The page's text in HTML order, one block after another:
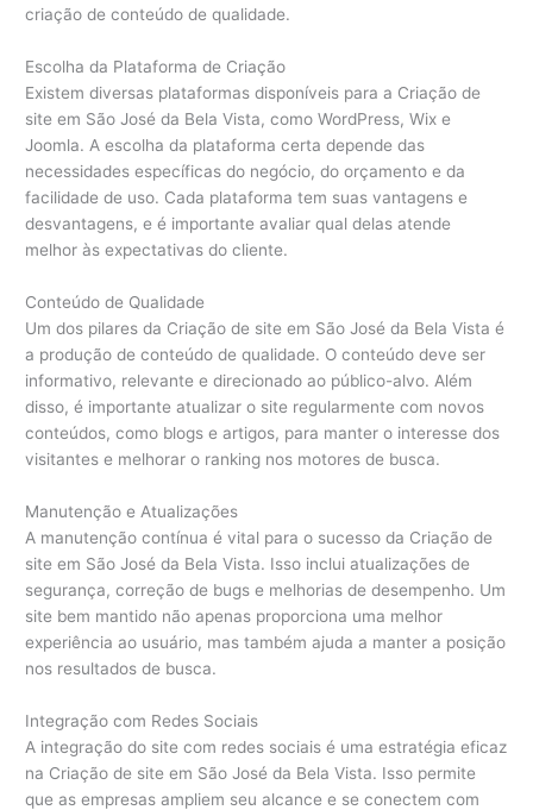
criação de conteúdo de qualidade.
Escolha da Plataforma de Criação
Existem diversas plataformas disponíveis para a Criação de
site em São José da Bela Vista, como WordPress, Wix e
Joomla. A escolha da plataforma certa depende das
necessidades específicas do negócio, do orçamento e da
facilidade de uso. Cada plataforma tem suas vantagens e
desvantagens, e é importante avaliar qual delas atende
melhor às expectativas do cliente.
Conteúdo de Qualidade
Um dos pilares da Criação de site em São José da Bela Vista é
a produção de conteúdo de qualidade. O conteúdo deve ser
informativo, relevante e direcionado ao público-alvo. Além
disso, é importante atualizar o site regularmente com novos
conteúdos, como blogs e artigos, para manter o interesse dos
visitantes e melhorar o ranking nos motores de busca.
Manutenção e Atualizações
A manutenção contínua é vital para o sucesso da Criação de
site em São José da Bela Vista. Isso inclui atualizações de
segurança, correção de bugs e melhorias de desempenho. Um
site bem mantido não apenas proporciona uma melhor
experiência ao usuário, mas também ajuda a manter a posição
nos resultados de busca.
Integração com Redes Sociais
A integração do site com redes sociais é uma estratégia eficaz
na Criação de site em São José da Bela Vista. Isso permite
que as empresas ampliem seu alcance e se conectem com